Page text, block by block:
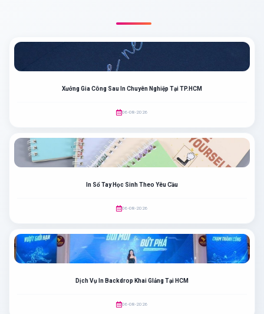
Xưởng Gia Công Sau In Chuyên Nghiệp Tại TP.HCM
06-08-2026
In Sổ Tay Học Sinh Theo Yêu Cầu
06-08-2026
Dịch Vụ In Backdrop Khai GIảng Tại HCM
06-08-2026